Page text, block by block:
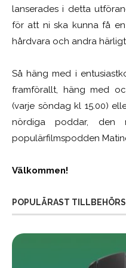
lanserades i detta
för att ni ska kunna få
hårdvara och andra
Så häng med i
framförallt, häng med
(varje söndag kl 15.00)
nördiga poddar, den
populärfilmspodden
Välkommen!
POPULÄRAST